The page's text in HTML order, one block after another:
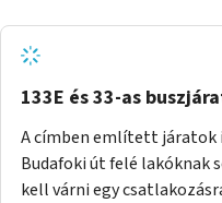
nem hosszabbítaná meg
viszont a Kálvin tér-Corvin
perccel rövidítheti az
133E és 33-as
A címben említett járatok
Budafoki út felé lakóknak
kell várni egy